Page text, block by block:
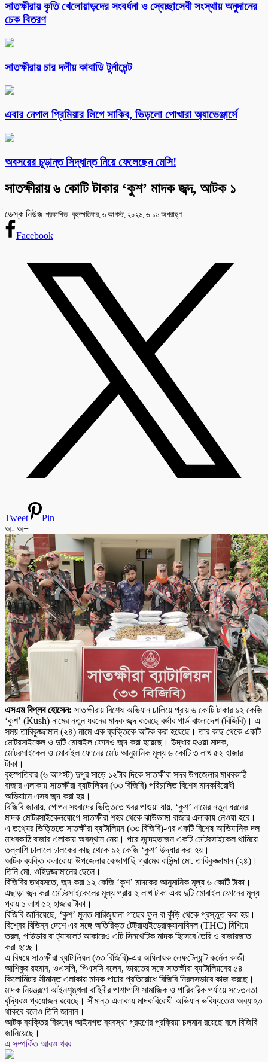
সাতক্ষীরায় কৃতি খেলোয়াড়দের সংবর্ধনা ও স্বেচ্ছাসেবী সংস্থায় অনুদানের
চেক বিতরণ
সাতক্ষীরায় চার দলীয় কাবাডি টুর্নামেন্ট
এবার নেপাল প্রিমিয়ার লিগে সাকিব, ভিড়লো পোখারা অ্যাভেঞ্জার্সে
অবসরের চূড়ান্ত সিদ্ধান্ত নিয়ে ফেলেছেন মেসি!
সাতক্ষীরায় ৬ কোটি টাকার ‘কুশ’ মাদক জব্দ, আটক ১
ডেস্ক নিউজ প্রকাশিত: বৃহস্পতিবার, ৬ আগস্ট, ২০২৬, ৬:১৬ অপরাহ্ণ
Facebook
Tweet
Pin
অ- অ+
এসএম বিপ্লব হোসেন: সাতক্ষীরায় বিশেষ অভিযান চালিয়ে প্রায় ৬ কোটি টাকার ১২ কেজি
‘কুশ’ (Kush) নামের নতুন ধরনের মাদক জব্দ করেছে বর্ডার গার্ড বাংলাদেশ (বিজিবি)। এ
সময় তারিকুজ্জামান (২৪) নামে এক ব্যক্তিকে আটক করা হয়েছে। তার কাছ থেকে একটি
মোটরসাইকেল ও দুটি মোবাইল ফোনও জব্দ করা হয়েছে। উদ্ধার হওয়া মাদক,
মোটরসাইকেল ও মোবাইল ফোনের মোট আনুমানিক মূল্য ৬ কোটি ৩ লাখ ৫২ হাজার
টাকা।
বৃহস্পতিবার (৬ আগস্ট) দুপুর সাড়ে ১২টার দিকে সাতক্ষীরা সদর উপজেলার মাধবকাঠি
বাজার এলাকায় সাতক্ষীরা ব্যাটালিয়ন (৩৩ বিজিবি) পরিচালিত বিশেষ মাদকবিরোধী
অভিযানে এসব জব্দ করা হয়।
বিজিবি জানায়, গোপন সংবাদের ভিত্তিতে খবর পাওয়া যায়, ‘কুশ’ নামের নতুন ধরনের
মাদক মোটরসাইকেলযোগে সাতক্ষীরা শহর থেকে ঝাউডাঙ্গা বাজার এলাকায় নেওয়া হবে।
এ তথ্যের ভিত্তিতে সাতক্ষীরা ব্যাটালিয়ন (৩৩ বিজিবি)-এর একটি বিশেষ আভিযানিক দল
মাধবকাঠি বাজার এলাকায় অবস্থান নেয়। পরে সন্দেহভাজন একটি মোটরসাইকেল থামিয়ে
তল্লাশি চালালে চালকের কাছ থেকে ১২ কেজি ‘কুশ’ উদ্ধার করা হয়।
আটক ব্যক্তি কলারোয়া উপজেলার কেড়াগাছি গ্রামের বাসিন্দা মো. তারিকুজ্জামান (২৪)।
তিনি মো. ওহিদুজ্জামানের ছেলে।
বিজিবির তথ্যমতে, জব্দ করা ১২ কেজি ‘কুশ’ মাদকের আনুমানিক মূল্য ৬ কোটি টাকা।
এছাড়া জব্দ করা মোটরসাইকেলের মূল্য প্রায় ২ লাখ টাকা এবং দুটি মোবাইল ফোনের মূল্য
প্রায় ১ লাখ ৫২ হাজার টাকা।
বিজিবি জানিয়েছে, ‘কুশ’ মূলত মারিজুয়ানা গাছের ফুল বা কুঁড়ি থেকে প্রস্তুত করা হয়।
বিশ্বের বিভিন্ন দেশে এর সঙ্গে অতিরিক্ত টেট্রাহাইড্রোক্যানাবিনল (THC) মিশিয়ে
তরল, পাউডার বা ট্যাবলেট আকারেও এটি সিনথেটিক মাদক হিসেবে তৈরি ও বাজারজাত
করা হচ্ছে।
এ বিষয়ে সাতক্ষীরা ব্যাটালিয়ন (৩৩ বিজিবি)-এর অধিনায়ক লেফটেন্যান্ট কর্নেল কাজী
আশিকুর রহমান, ওএসপি, পিএসসি বলেন, ভারতের সঙ্গে সাতক্ষীরা ব্যাটালিয়নের ৫৪
কিলোমিটার সীমান্ত এলাকায় মাদক পাচার প্রতিরোধে বিজিবি নিরলসভাবে কাজ করছে।
মাদক নিয়ন্ত্রণে আইনশৃঙ্খলা বাহিনীর পাশাপাশি সামাজিক ও পারিবারিক পর্যায়ে সচেতনতা
বৃদ্ধিরও প্রয়োজন রয়েছে। সীমান্ত এলাকায় মাদকবিরোধী অভিযান ভবিষ্যতেও অব্যাহত
থাকবে বলেও তিনি জানান।
আটক ব্যক্তির বিরুদ্ধে আইনগত ব্যবস্থা গ্রহণের প্রক্রিয়া চলমান রয়েছে বলে বিজিবি
জানিয়েছে।
এ সম্পর্কিত আরও খবর